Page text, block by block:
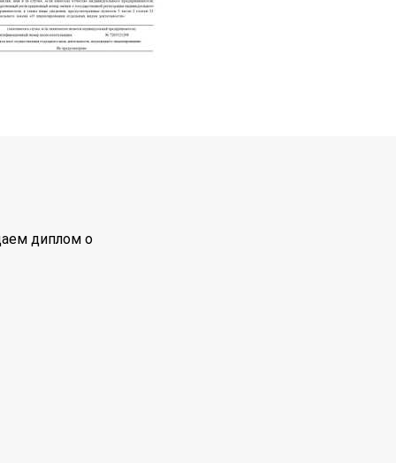
диплом о